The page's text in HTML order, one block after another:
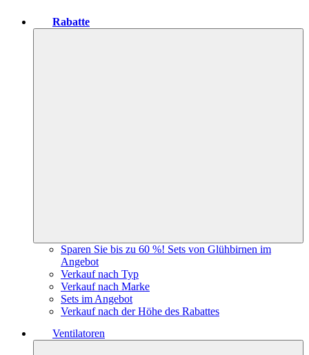
Rabatte
Sparen Sie bis zu 60 %! Sets von Glühbirnen im
Angebot
Verkauf nach Typ
Verkauf nach Marke
Sets im Angebot
Verkauf nach der Höhe des Rabattes
Ventilatoren